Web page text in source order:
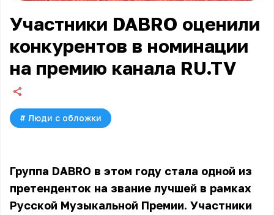
Участники DABRO оценили
конкурентов в номинации
на премию канала RU.TV
# Люди с обложки
Группа DABRO в этом году стала одной из
претенденток на звание лучшей в рамках
Русской Музыкальной Премии. Участники